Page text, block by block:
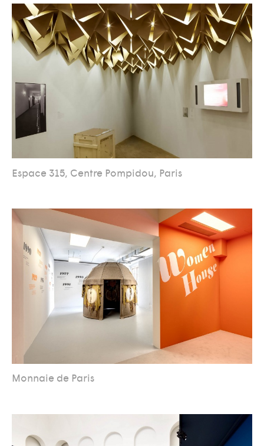
Espace 315, Centre Pompidou, Paris
Monnaie de Paris